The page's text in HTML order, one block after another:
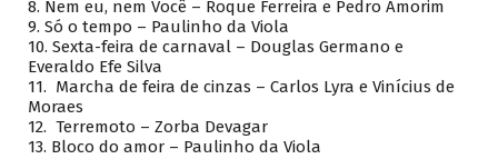
8. Nem eu, nem Você – Roque Ferreira e Pedro Amorim
9. Só o tempo – Paulinho da Viola
10. Sexta-feira de carnaval – Douglas Germano e
Everaldo Efe Silva
11. Marcha de feira de cinzas – Carlos Lyra e Vinícius de
Moraes
12. Terremoto – Zorba Devagar
13. Bloco do amor – Paulinho da Viola